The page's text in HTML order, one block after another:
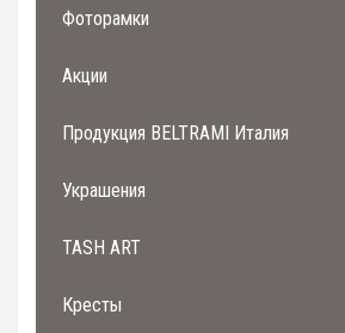
Фоторамки
Акции
Продукция BELTRAMI Италия
Украшения
TASH ART
Кресты